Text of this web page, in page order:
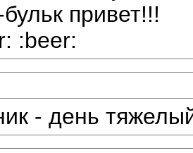
привет!!!
:beer:
- день